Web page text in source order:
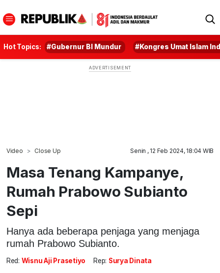
Hot Topics: #Gubernur BI Mundur #Kongres Umat Islam
Video Close Up Senin , 12 Feb 2024, 18:04 WIB
Masa Tenang Kampanye,
Rumah Prabowo Subianto
Sepi
Hanya ada beberapa penjaga yang menjaga
rumah Prabowo Subianto.
Red: Wisnu Aji Prasetiyo Rep: Surya Dinata